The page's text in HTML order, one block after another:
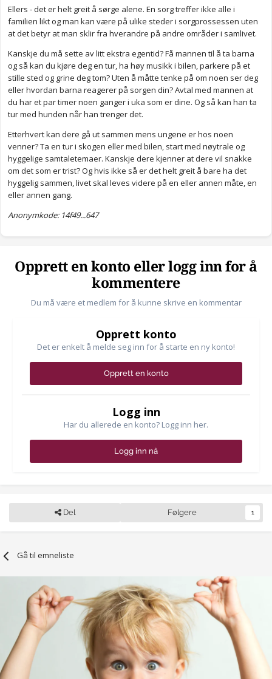
Ellers - det er helt greit å sørge alene. En sorg treffer ikke alle i
familien likt og man kan være på ulike steder i sorgprossessen uten
at det betyr at man sklir fra hverandre på andre områder i samlivet.
Kanskje du må sette av litt ekstra egentid? Få mannen til å ta barna
og så kan du kjøre deg en tur, ha høy musikk i bilen, parkere på et
stille sted og grine deg tom? Uten å måtte tenke på om noen ser deg
eller hvordan barna reagerer på sorgen din? Avtal med mannen at
du har et par timer noen ganger i uka som er dine. Og så kan han ta
tur med hunden når han trenger det.
Etterhvert kan dere gå ut sammen mens ungene er hos noen
venner? Ta en tur i skogen eller med bilen, start med nøytrale og
hyggelige samtaletemaer. Kanskje dere kjenner at dere vil snakke
om det som er trist? Og hvis ikke så er det helt greit å bare ha det
hyggelig sammen, livet skal leves videre på en eller annen måte, en
eller annen gang.
Anonymkode: 14f49...647
Opprett en konto eller logg inn for å
kommentere
Du må være et medlem for å kunne skrive en kommentar
Opprett konto
Det er enkelt å melde seg inn for å starte en ny konto!
Opprett en konto
Logg inn
Har du allerede en konto? Logg inn her.
Logg inn nå
Del Følgere 1
Gå til emneliste